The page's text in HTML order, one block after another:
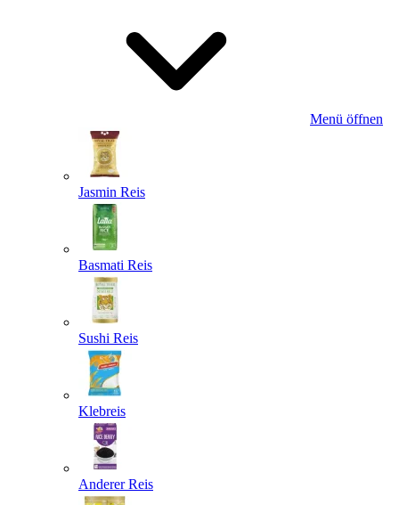
Menü öffnen
Jasmin Reis
Basmati Reis
Sushi Reis
Klebreis
Anderer Reis